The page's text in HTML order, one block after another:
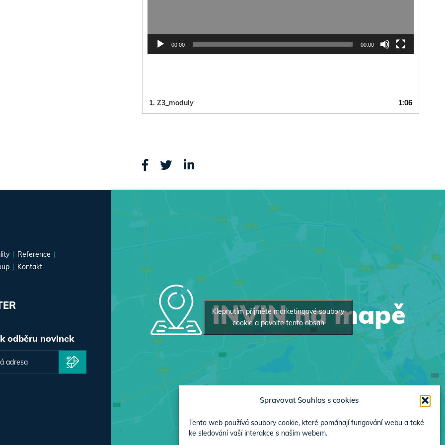
Spravovat Souhlas s cookies
Tento web používá soubory cookie, které pomáhají fungování webu a také
ke sledování vaší interakce s naším webem.
00:00 00:00
1. Z3_moduly 1:06
INVIN na mapě
Klepnutím přijměte marketingové soubory
cookie a povolte tento obsah
Reference
Kontakt
odběru novinek